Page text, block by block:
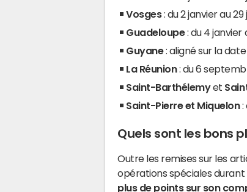
Vosges: du 2 janvier au
Guadeloupe: du 4 janvier
Guyane: aligné sur la
La Réunion: du 6
Saint-Barthélemyet
Saint-Pierre et Miquelon:
Quels sont les bons
Outre les remises sur les
opérations spéciales
plus de points sur son